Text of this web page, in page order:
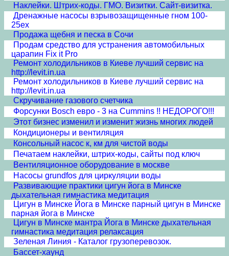
Наклейки. Штрих-коды. ГМО. Визитки. Сайт-визитка.
Дренажные насосы взрывозащищенные гном 100-
25ex
Продажа щебня и песка в Сочи
Продам средство для устранения автомобильных
царапин Fix it Pro
Ремонт холодильников в Киеве лучший сервис на
http://levit.in.ua
Ремонт холодильников в Киеве лучший сервис на
http://levit.in.ua
Скручивание газового счетчика
Форсунки Bosch евро - 3 на Cummins !! НЕДОРОГО!!!
Этот бизнес изменил и изменит жизнь многих людей
Кондиционеры и вентиляция
Консольный насос к, км для чистой воды
Печатаем наклейки, штрих-коды, сайты под ключ
Вентиляционное оборудование в москве
Насосы grundfos для циркуляции воды
Развивающие практики цигун йога в Минске
дыхательная гимнастика медитация
Цигун в Минске Йога в Минске парный цигун в Минске
парная йога в Минске
Цигун в Минске мантра Йога в Минске дыхательная
гимнастика медитация релаксация
Зеленая Линия - Каталог грузоперевозок.
Бассет-хаунд